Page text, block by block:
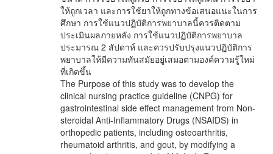
ให้ถูกเวลา และการใช้ยาให้ถูกทางข้อเสนอแนะในการ
ศึกษา การใช้แนวปฏิบัติการพยาบาลนี้ควรติดตาม
ประเมินผลภายหลัง การใช้แนวปฏิบัติการพยาบาล
ประมารณ 2 สัปดาห์ และควรปรับปรุงแนวปฏิบัติการ
พยาบาลให้มีความทันสมัยอยู่เสมอตามองค์ความรู้ใหม่
ที่เกิดขึ้น
The Purpose of this study was to develop the
clinical nursing practice guideline (CNPG) for
gastrointestinal side effect management from Non-
steroidal Anti-Inflammatory Drugs (NSAIDS) in
orthopedic patients, including osteoarthritis,
rheumatoid arthritis, and gout, by modifying a